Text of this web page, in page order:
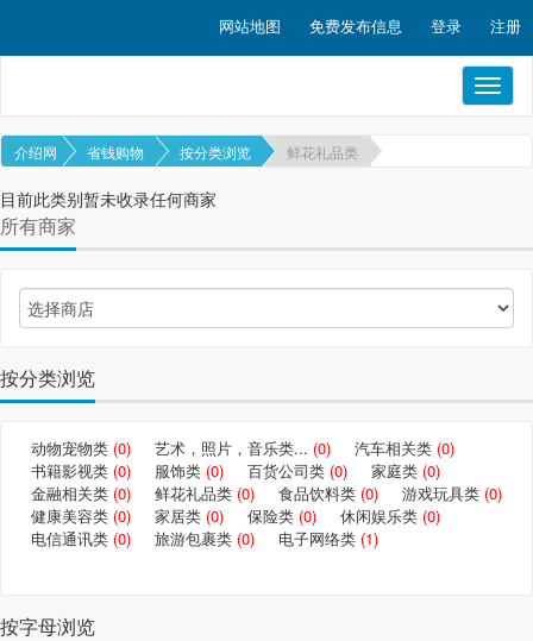
网站地图 免费发布信息 登录 注册
介绍网 省钱购物 按分类浏览 鲜花礼品类
目前此类别暂未收录任何商家
所有商家
按分类浏览
动物宠物类 (0) 艺术，照片，音乐类... (0) 汽车相关类 (0)
书籍影视类 (0) 服饰类 (0) 百货公司类 (0) 家庭类 (0)
金融相关类 (0) 鲜花礼品类 (0) 食品饮料类 (0) 游戏玩具类 (0)
健康美容类 (0) 家居类 (0) 保险类 (0) 休闲娱乐类 (0)
电信通讯类 (0) 旅游包裹类 (0) 电子网络类 (1)
按字母浏览